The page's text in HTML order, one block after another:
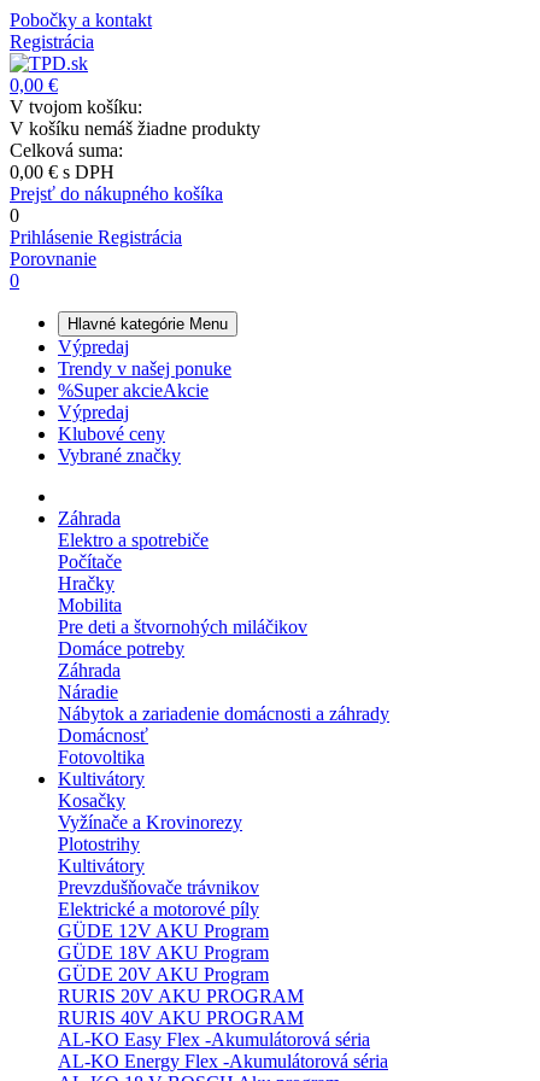
Pobočky a kontakt
Registrácia
0,00 €
V tvojom košíku:
V košíku nemáš žiadne produkty
Celková suma:
0,00 € s DPH
Prejsť do nákupného košíka
0
Prihlásenie Registrácia
Porovnanie
0
Hlavné kategórie Menu
Výpredaj
Trendy v našej ponuke
%Super akcieAkcie
Výpredaj
Klubové ceny
Vybrané značky
Záhrada
Elektro a spotrebiče
Počítače
Hračky
Mobilita
Pre deti a štvornohých miláčikov
Domáce potreby
Záhrada
Náradie
Nábytok a zariadenie domácnosti a záhrady
Domácnosť
Fotovoltika
Kultivátory
Kosačky
Vyžínače a Krovinorezy
Plotostrihy
Kultivátory
Prevzdušňovače trávnikov
Elektrické a motorové píly
GÜDE 12V AKU Program
GÜDE 18V AKU Program
GÜDE 20V AKU Program
RURIS 20V AKU PROGRAM
RURIS 40V AKU PROGRAM
AL-KO Easy Flex -Akumulátorová séria
AL-KO Energy Flex -Akumulátorová séria